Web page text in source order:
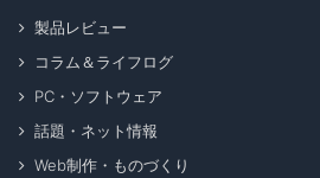
製品レビュー
コラム＆ライフログ
PC・ソフトウェア
話題・ネット情報
Web制作・ものづくり